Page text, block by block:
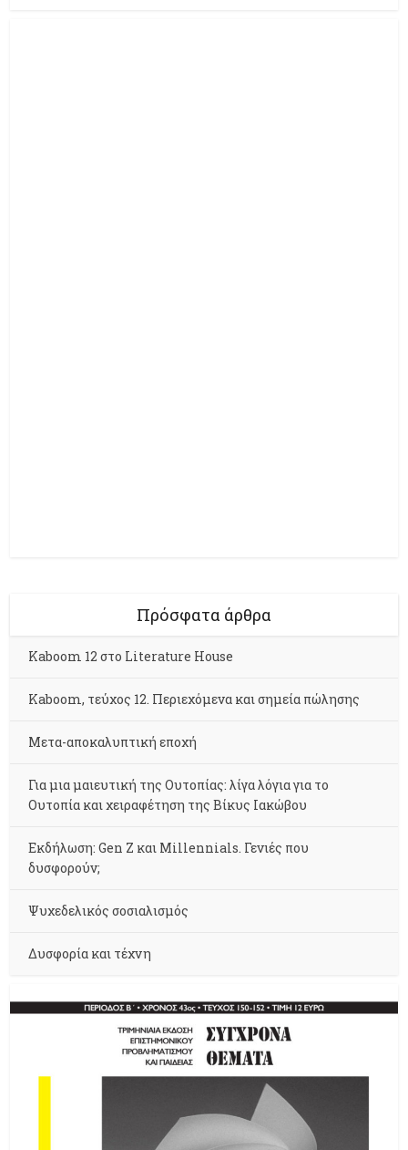
Πρόσφατα άρθρα
Kaboom 12 στο Literature House
Kaboom, τεύχος 12. Περιεχόμενα και σημεία πώλησης
Μετα-αποκαλυπτική εποχή
Για μια μαιευτική της Ουτοπίας: λίγα λόγια για το
Ουτοπία και χειραφέτηση της Βίκυς Ιακώβου
Εκδήλωση: Gen Z και Millennials. Γενιές που
δυσφορούν;
Ψυχεδελικός σοσιαλισμός
Δυσφορία και τέχνη